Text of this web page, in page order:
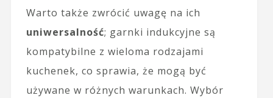
Warto także zwrócić uwagę na ich
uniwersalność; garnki indukcyjne są
kompatybilne z wieloma rodzajami
kuchenek, co sprawia, że mogą być
używane w różnych warunkach. Wybór